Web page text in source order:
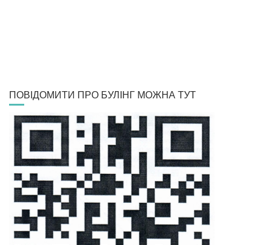
ПОВІДОМИТИ ПРО БУЛІНГ МОЖНА ТУТ